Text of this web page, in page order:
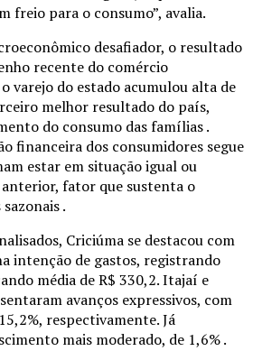
freio para o consumo”, avalia.
desafiador, o resultado
recente do comércio
varejo do estado acumulou alta de
melhor resultado do país,
do consumo das famílias .
financeira dos consumidores segue
estar em situação igual ou
fator que sustenta o
.
Criciúma se destacou com
intenção de gastos, registrando
média de R$ 330,2. Itajaí e
avanços expressivos, com
respectivamente. Já
mais moderado, de 1,6% .